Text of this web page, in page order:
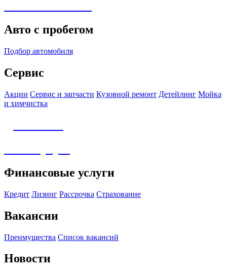
Авто с пробегом
Подбор автомобиля
Сервис
Акции Сервис и запчасти Кузовной ремонт Детейлинг Мойка
и химчистка
Финансовые услуги
Кредит Лизинг Рассрочка Страхование
Вакансии
Преимущества Список вакансий
Новости